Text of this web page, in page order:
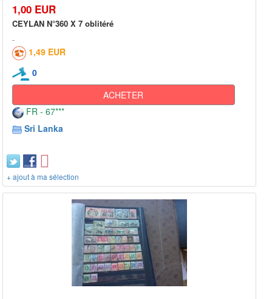
1,00 EUR
CEYLAN N°360 X 7 oblitéré
1,49 EUR
0
ACHETER
FR - 67***
Sri Lanka
+ ajout à ma sélection